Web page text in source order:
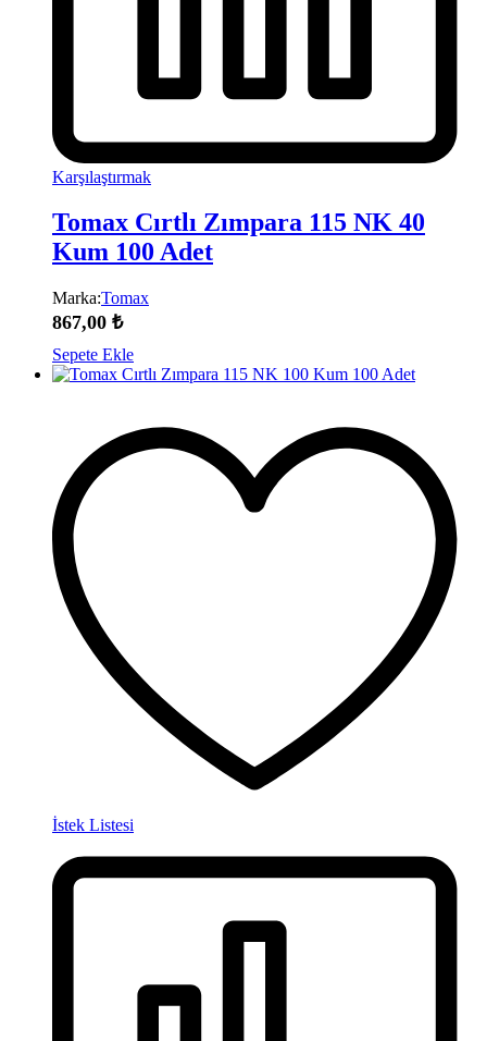
Karşılaştırmak
Tomax Cırtlı Zımpara 115 NK 40
Kum 100 Adet
Marka:Tomax
867,00 ₺
Sepete Ekle
İstek Listesi